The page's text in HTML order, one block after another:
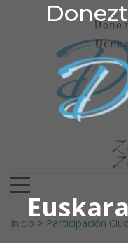
Euskara
Ir al contenido
Buscar:
Inicio > Participación